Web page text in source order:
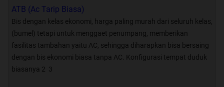
tidak hanya sekedar alat
transportasi tetapi juga aneka
kreasi,hobby dan informasi.
Bismania Kaskus tidak hanya sebagai
sarana pemersatu antara Penggemar
ATB (Ac Tarip Biasa)
Bis dengan kelas ekonomi, harga paling murah dari seluruh kelas,
(bumel) tetapi untuk menggaet penumpang, memberikan
fasilitas tambahan yaitu AC, sehingga diharapkan bisa bersaing
dengan bis ekonomi biasa tanpa AC. Konfigurasi tempat duduk
biasanya 2  3